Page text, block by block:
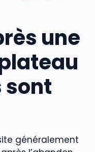
une
sont
généralement